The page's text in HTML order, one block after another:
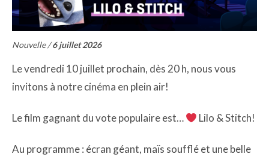
Nouvelle /6 juillet 2026
Le vendredi 10 juillet prochain, dès 20 h, nous vous
invitons à notre cinéma en plein air!
Le film gagnant du vote populaire est… Lilo & Stitch!
Au programme : écran géant, maïs soufflé et une belle